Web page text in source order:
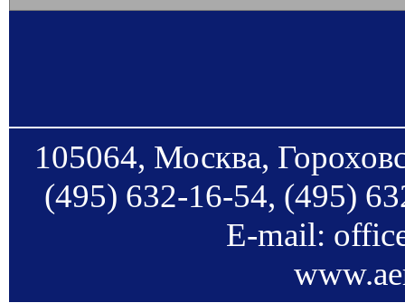
105064, Москва,
(495) 632-16-54, (495)
E-mail: